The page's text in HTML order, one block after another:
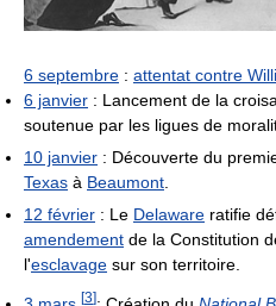
6 septembre : attentat contre
6 janvier : Lancement de la
soutenue par les ligues de
10 janvier : Découverte du
Texas à Beaumont.
12 février : Le Delaware ratifie
amendement de la Constitution
l'esclavage sur son territoire.
[3]